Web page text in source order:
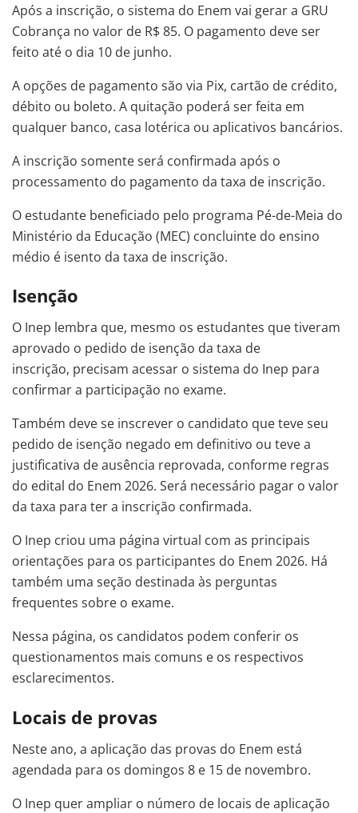
Após a inscrição, o sistema do Enem vai gerar a GRU
Cobrança no valor de R$ 85. O pagamento deve ser
feito até o dia 10 de junho.
A opções de pagamento são via Pix, cartão de crédito,
débito ou boleto. A quitação poderá ser feita em
qualquer banco, casa lotérica ou aplicativos bancários.
A inscrição somente será confirmada após o
processamento do pagamento da taxa de inscrição.
O estudante beneficiado pelo programa Pé-de-Meia do
Ministério da Educação (MEC) concluinte do ensino
médio é isento da taxa de inscrição.
Isenção
O Inep lembra que, mesmo os estudantes que tiveram
aprovado o pedido de isenção da taxa de
inscrição, precisam acessar o sistema do Inep para
confirmar a participação no exame.
Também deve se inscrever o candidato que teve seu
pedido de isenção negado em definitivo ou teve a
justificativa de ausência reprovada, conforme regras
do edital do Enem 2026. Será necessário pagar o valor
da taxa para ter a inscrição confirmada.
O Inep criou uma página virtual com as principais
orientações para os participantes do Enem 2026. Há
também uma seção destinada às perguntas
frequentes sobre o exame.
Nessa página, os candidatos podem conferir os
questionamentos mais comuns e os respectivos
esclarecimentos.
Locais de provas
Neste ano, a aplicação das provas do Enem está
agendada para os domingos 8 e 15 de novembro.
O Inep quer ampliar o número de locais de aplicação